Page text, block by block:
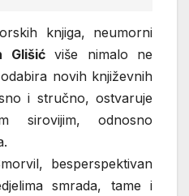
knjiga, neumorni
Glišićviše nimalo ne
novih književnih
i stručno, ostvaruje
sirovijim, odnosno
besperspektivan
smrada, tame i